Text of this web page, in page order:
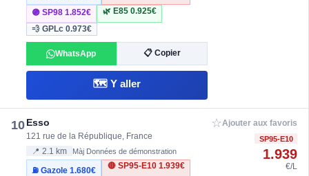
🟣 SP981.852€ 🌿 E85 0.925€
💨 GPLc0.973€
WhatsApp 📋 Copier
🗺️ Y aller
10Esso
121 rue de la République, France
📍 2.1 km Màj Données de démonstration
⛽ Gazole1.680€
🔴 SP95-E10 1.939€
☆Ajouter aux favoris
SP95-E10
1.939
€/L